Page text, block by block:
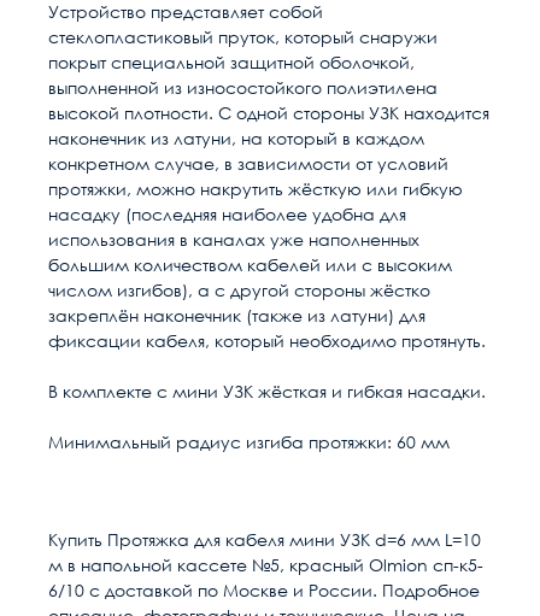
Устройство представляет собой
стеклопластиковый пруток, который снаружи
покрыт специальной защитной оболочкой,
выполненной из износостойкого полиэтилена
высокой плотности. С одной стороны УЗК находится
наконечник из латуни, на который в каждом
конкретном случае, в зависимости от условий
протяжки, можно накрутить жёсткую или гибкую
насадку (последняя наиболее удобна для
использования в каналах уже наполненных
большим количеством кабелей или с высоким
числом изгибов), а с другой стороны жёстко
закреплён наконечник (также из латуни) для
фиксации кабеля, который необходимо протянуть.
В комплекте с мини УЗК жёсткая и гибкая насадки.
Минимальный радиус изгиба протяжки: 60 мм
Материал Стеклопруток
Диаметр, мм 6
Условия доставки
Купить Протяжка для кабеля мини УЗК d=6 мм L=10
м в напольной кассете №5, красный Olmion сп-к5-
6/10 с доставкой по Москве и России. Подробное